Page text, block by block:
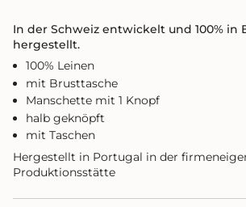
</span>
im
Warenkorb",
"decrease"=>"Menge
für
{{
product
}}
"multiples_of"=>"Schritte
von
In der Schweiz entwickelt und 100% in
hergestellt.
100% Leinen
mit Brusttasche
Manschette mit 1 Knopf
halb geknöpft
mit Taschen
Hergestellt in Portugal in der
Produktionsstätte